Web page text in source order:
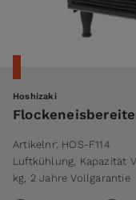
Hoshizaki
Artikelnr: HOS-F114
Luftkühlung, Kapazität
kg, 2 Jahre Vollgarantie